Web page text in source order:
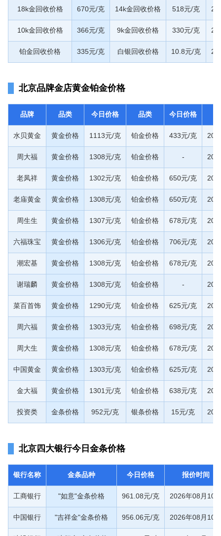
18k金回收价格 670元/克 14k金回收价格 518元/克
10k金回收价格 366元/克 9k金回收价格 330元/克
铂金回收价格 335元/克 白银回收价格 10.8元/克
北京品牌金店黄金铂金价格
品牌 品类 今日价格 品类 今日价格
水贝黄金 黄金价格 1113元/克 铂金价格 433元/克
周大福 黄金价格 1308元/克 铂金价格 -
老凤祥 黄金价格 1302元/克 铂金价格 650元/克
老庙黄金 黄金价格 1308元/克 铂金价格 650元/克
周生生 黄金价格 1307元/克 铂金价格 678元/克
六福珠宝 黄金价格 1306元/克 铂金价格 706元/克
潮宏基 黄金价格 1308元/克 铂金价格 678元/克
谢瑞麟 黄金价格 1308元/克 铂金价格 -
菜百首饰 黄金价格 1290元/克 铂金价格 625元/克
周六福 黄金价格 1303元/克 铂金价格 698元/克
周大生 黄金价格 1308元/克 铂金价格 678元/克
中国黄金 黄金价格 1303元/克 铂金价格 625元/克
金大福 黄金价格 1301元/克 铂金价格 638元/克
投资类 金条价格 952元/克 银条价格 15元/克
北京四大银行今日金条价格
银行名称 金条品种 今日价格 报价时间
工商银行 "如意"金条价格 961.08元/克 2026年08月10
中国银行 "吉祥金"金条价格 956.06元/克 2026年08月10